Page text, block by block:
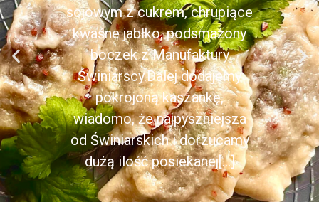
sojowym z cukrem, chrupiące
kwaśne jabłko, podsmażony
boczek z Manufaktury
Świniarscy.Dalej dodajemy
pokrojoną kaszankę,
wiadomo, że najpyszniejsza
od Świniarskich i dorzucamy
dużą ilość posiekanej[...]